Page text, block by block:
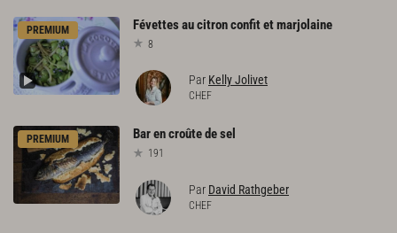
PREMIUM Févettesaucitronconfitetmarjolaine
8
Par Kelly Jolivet
CHEF
PREMIUM Barencroûtedesel
191
Par David Rathgeber
CHEF